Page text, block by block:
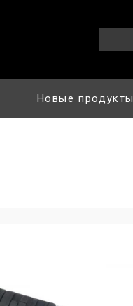
Новые продукты